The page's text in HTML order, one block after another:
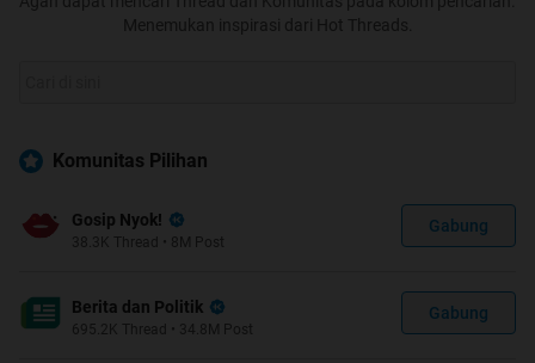
Menemukan inspirasi dari Hot Threads.
Komunitas Pilihan
Gosip Nyok!
38.3K Thread • 8M Post
Gabung
Berita dan Politik
695.2K Thread • 34.8M Post
Gabung